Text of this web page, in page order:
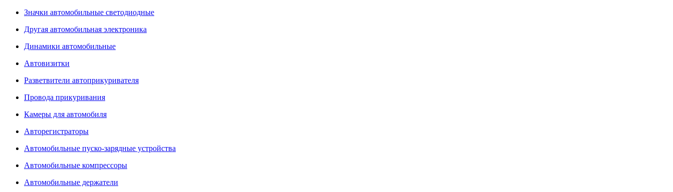
Значки автомобильные светодиодные
Другая автомобильная электроника
Динамики автомобильные
Автовизитки
Разветвители автоприкуривателя
Провода прикуривания
Камеры для автомобиля
Авторегистраторы
Автомобильные пуско-зарядные устройства
Автомобильные компрессоры
Автомобильные держатели